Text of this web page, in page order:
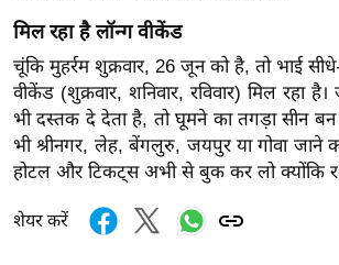
हि
त्य
ज
ग
ऑ
मिल रहा है लॉन्ग वीकेंड
चूंकि मुहर्रम शुक्रवार, 26 जून को है, तो भाई
वीकेंड (शुक्रवार, शनिवार, रविवार) मिल रहा
भी दस्तक दे देता है, तो घूमने का तगड़ा सीन
भी श्रीनगर, लेह, बेंगलुरु, जयपुर या गोवा जाने
होटल और टिकट्स अभी से बुक कर लो क्योंकि
शेयर करें